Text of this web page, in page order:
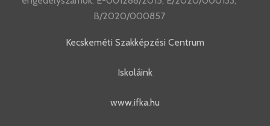
B/2020/000857
Kecskeméti Szakképzési Centrum
Iskoláink
www.ifka.hu